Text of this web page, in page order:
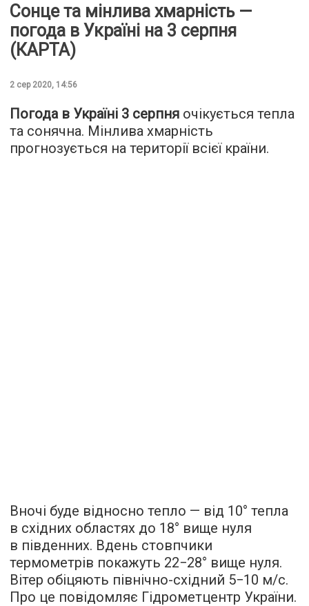
Сонце та мінлива хмарність —
погода в Україні на 3 серпня
(КАРТА)
2 сер 2020, 14:56
Погода в Україні 3 серпня очікується тепла
та сонячна. Мінлива хмарність
прогнозується на території всієї країни.
Вночі буде відносно тепло — від 10° тепла
в східних областях до 18° вище нуля
в південних. Вдень стовпчики
термометрів покажуть 22−28° вище нуля.
Вітер обіцяють північно-східний 5−10 м/с.
Про це повідомляє Гідрометцентр України.